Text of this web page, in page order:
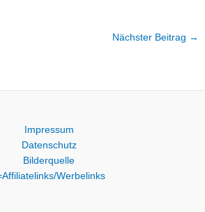
Nächster Beitrag →
Impressum
Datenschutz
Bilderquelle
Werbelinks